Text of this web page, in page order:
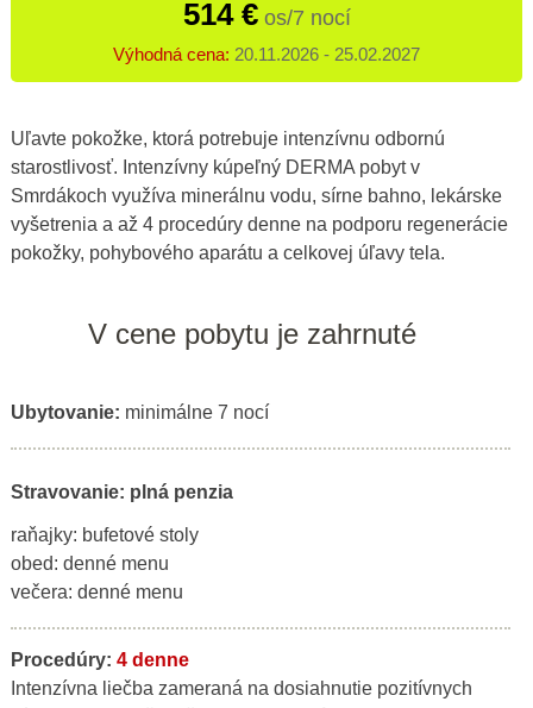
514 €os/7 nocí
Výhodná cena: 20.11.2026 - 25.02.2027
Uľavte pokožke, ktorá potrebuje intenzívnu odbornú
starostlivosť. Intenzívny kúpeľný DERMA pobytv
Smrdákoch využíva minerálnu vodu, sírne bahno, lekárske
vyšetrenia a až 4 procedúry denne na podporu regenerácie
pokožky, pohybového aparátu a celkovej úľavy tela.
V cene pobytu je zahrnuté
Ubytovanie: minimálne 7 nocí
Stravovanie: plná penzia
raňajky: bufetové stoly
obed: denné menu
večera: denné menu
Procedúry: 4 denne
Intenzívna liečba zameraná na dosiahnutie pozitívnych